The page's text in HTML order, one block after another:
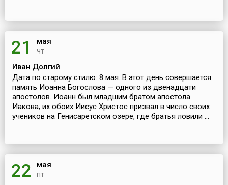
21 мая
чт
Иван Долгий
Дата по старому стилю: 8 мая. В этот день совершается
память Иоанна Богослова — одного из двенадцати
апостолов. Иоанн был младшим братом апостола
Иакова; их обоих Иисус Христос призвал в число своих
учеников на Генисаретском озере, где братья ловили ...
22 мая
пт